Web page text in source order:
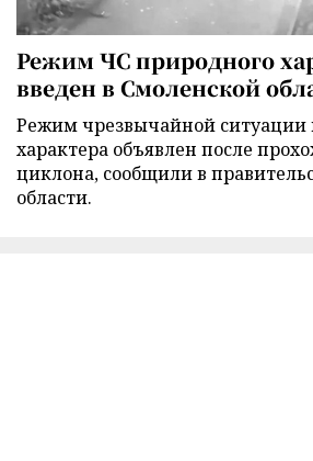
Режим ЧС природного
введен в Смоленской
Режим чрезвычайной ситуации
характера объявлен после
циклона, сообщили в
области.